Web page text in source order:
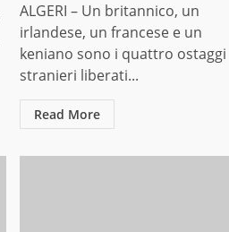
ALGERI – Un britannico, un
irlandese, un francese e un
keniano sono i quattro ostaggi
stranieri liberati...
Read More